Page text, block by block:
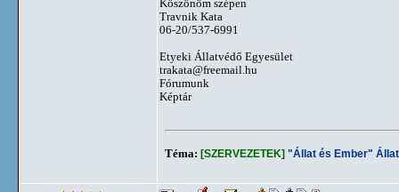
Köszönöm szépen
Travnik Kata
06-20/537-6991
Etyeki Állatvédő Egyesület
trakata@freemail.hu
Fórumunk
Képtár
Téma: [SZERVEZETEK] "Állat és Ember"